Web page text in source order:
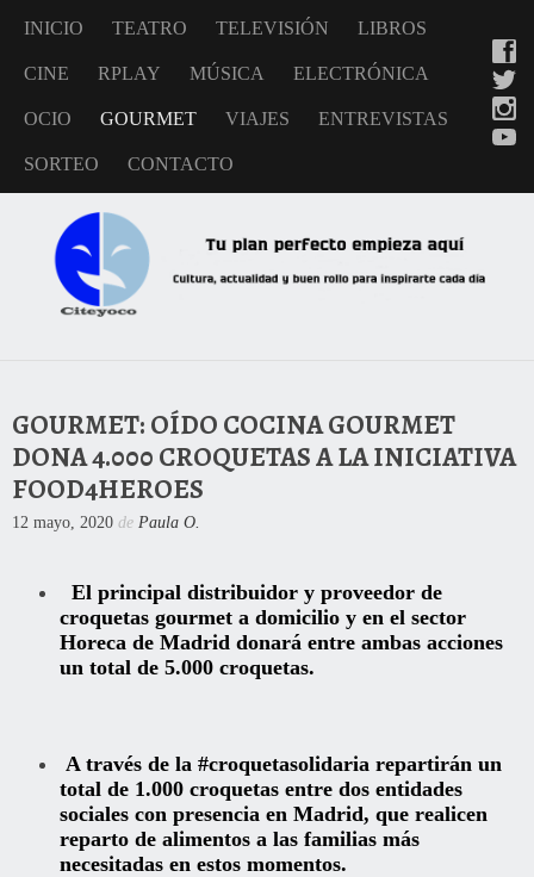
INICIO TEATRO TELEVISIÓN LIBROS
CINE RPLAY MÚSICA ELECTRÓNICA
OCIO GOURMET VIAJES ENTREVISTAS
SORTEO CONTACTO
GOURMET: OÍDO COCINA GOURMET
DONA 4.000 CROQUETAS A LA INICIATIVA
FOOD4HEROES
12 mayo, 2020 de Paula O.
El principal distribuidor y proveedor de
croquetas gourmet a domicilio y en el sector
Horeca de Madrid donará entre ambas acciones
un total de 5.000 croquetas.
A través de la #croquetasolidaria repartirán un
total de 1.000 croquetas entre dos entidades
sociales con presencia en Madrid, que realicen
reparto de alimentos a las familias más
necesitadas en estos momentos.